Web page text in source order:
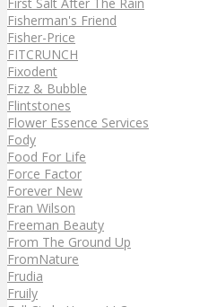
Fisherman's Friend
Fisher-Price
FITCRUNCH
Fixodent
Fizz & Bubble
Flintstones
Flower Essence Services
Fody
Food For Life
Force Factor
Forever New
Fran Wilson
Freeman Beauty
From The Ground Up
FromNature
Frudia
Fruily